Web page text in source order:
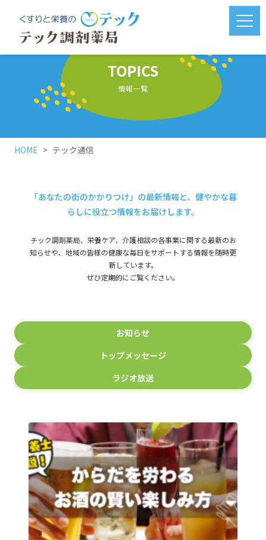
メニ
TOPICS
情報一覧
HOME テック通信
「あなたの街のかかりつけ」の最新情報と、健やかな暮
らしに役立つ情報をお届けします。
チック調剤薬局、栄養ケア、介護相談の各事業に関する最新のお
知らせや、地域の皆様の健康な毎日をサポートする情報を随時更
新しています。
ぜひ定期的にご覧ください。
お知らせ
トップメッセージ
ラジオ放送